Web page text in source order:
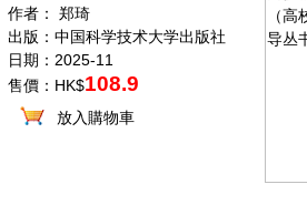
作者： 郑琦
出版：中国科学技术大学出版社
日期：2025-11
售價：HK$108.9
放入購物車